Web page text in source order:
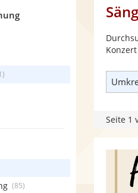
Seite 1
(85)